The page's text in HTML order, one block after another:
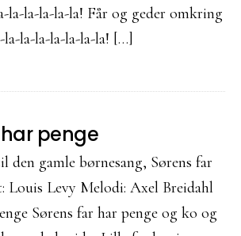
la-la-la-la-la! Får og geder omkring
la-la-la-la-la-la-la! […]
penge
den gamle børnesang, Sørens far
Louis Levy Melodi: Axel Breidahl
Sørens far har penge og ko og